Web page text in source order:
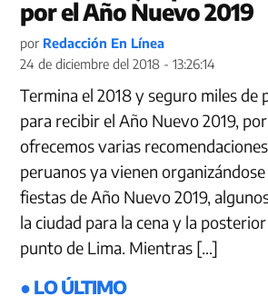
por el Año Nuevo 2019
por Redacción En Línea
24 de diciembre del 2018 - 13:26:14
Termina el 2018 y seguro miles de
para recibir el Año Nuevo 2019,
ofrecemos varias
peruanos ya vienen
fiestas de Año Nuevo 2019,
la ciudad para la cena y la
punto de Lima. Mientras […]
● LO ÚLTIMO